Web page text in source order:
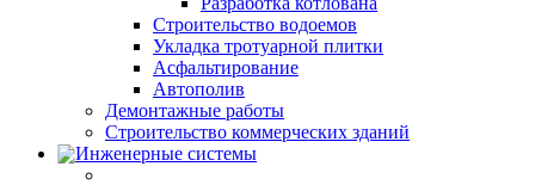
Строительство водоемов
Укладка тротуарной плитки
Асфальтирование
Автополив
Демонтажные работы
Строительство коммерческих зданий
Инженерные системы